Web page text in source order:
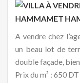
HAMMAMET
A vendre chez
un beau lot de
double façade,
Prix du m² : 650 DT